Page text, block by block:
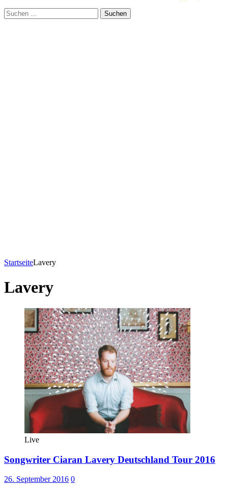
Suchen
nach:
StartseiteLavery
Lavery
Live
Songwriter Ciaran Lavery Deutschland Tour 2016
26. September 2016 0